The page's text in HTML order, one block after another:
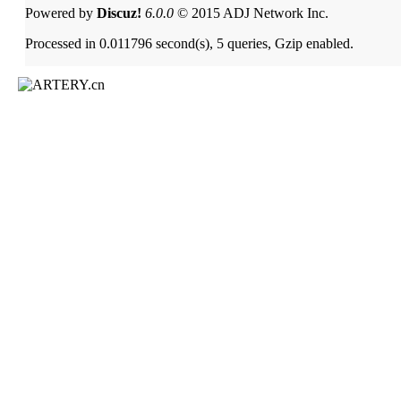
Powered by Discuz! 6.0.0 © 2015 ADJ Network Inc.
Processed in 0.011796 second(s), 5 queries, Gzip enabled.